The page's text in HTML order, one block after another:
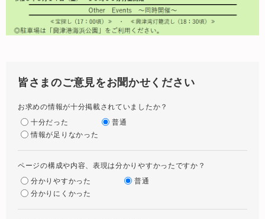
皆さまのご意見をお聞かせください
お求めの情報が十分掲載されていましたか？
十分だった
普通
情報が足りなかった
ページの構成や内容、表現は分かりやすかったですか？
分かりやすかった
普通
分かりにくかった